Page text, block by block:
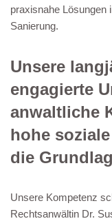
praxisnahe Lösungen
Sanierung.
Unsere
engagierte
anwaltliche
hohe
die
Unsere Kompetenz
Rechtsanwältin Dr.